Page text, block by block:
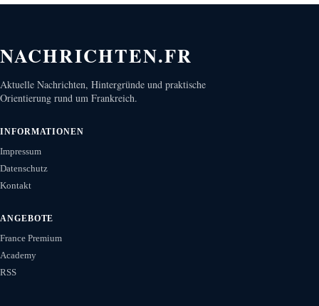
NACHRICHTEN.FR
Aktuelle Nachrichten, Hintergründe und praktische
Orientierung rund um Frankreich.
INFORMATIONEN
Impressum
Datenschutz
Kontakt
ANGEBOTE
France Premium
Academy
RSS